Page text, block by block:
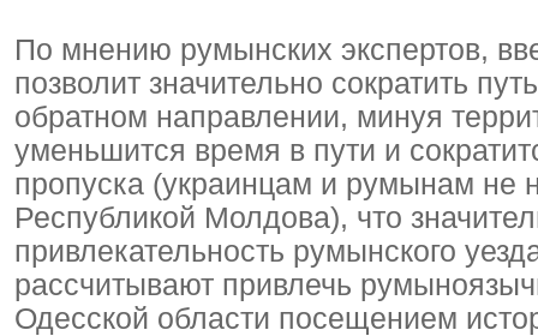
По мнению румынских экспертов,
позволит значительно сократить
обратном направлении, минуя
уменьшится время в пути и
пропуска (украинцам и румынам не
Республикой Молдова), что
привлекательность румынского
рассчитывают привлечь
Одесской области посещением